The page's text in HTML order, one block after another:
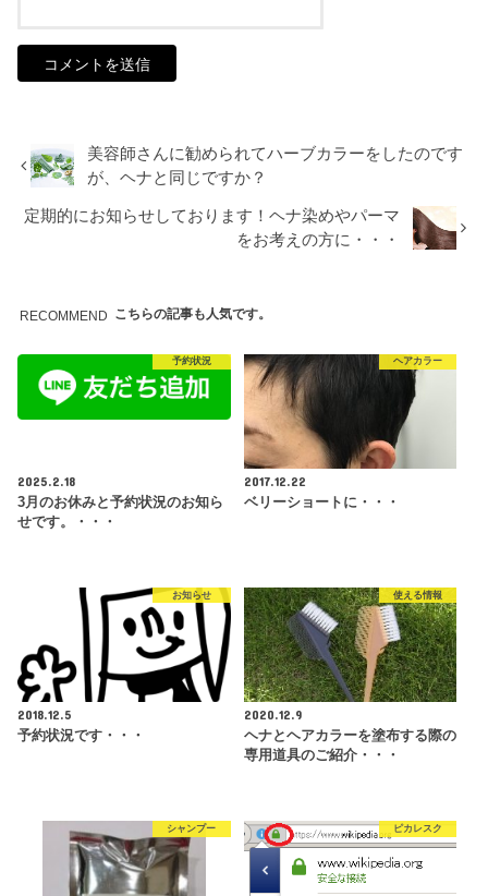
美容師さんに勧められてハーブカラーをしたのです
が、ヘナと同じですか？
定期的にお知らせしております！ヘナ染めやパーマ
をお考えの方に・・・
RECOMMEND こちらの記事も人気です。
予約状況
2025.2.18
3月のお休みと予約状況のお知ら
せです。・・・
ヘアカラー
2017.12.22
ベリーショートに・・・
お知らせ
2018.12.5
予約状況です・・・
使える情報
2020.12.9
ヘナとヘアカラーを塗布する際の
専用道具のご紹介・・・
シャンプー ピカレスク